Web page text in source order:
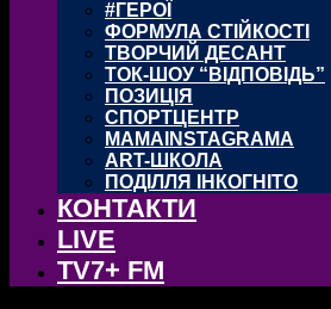
#ГЕРОЇ
ФОРМУЛА СТІЙКОСТІ
ТВОРЧИЙ ДЕСАНТ
ТОК-ШОУ “ВІДПОВІДЬ”
ПОЗИЦІЯ
СПОРТЦЕНТР
MAMAINSTAGRAMA
ART-ШКОЛА
ПОДІЛЛЯ ІНКОГНІТО
КОНТАКТИ
LIVE
TV7+ FM